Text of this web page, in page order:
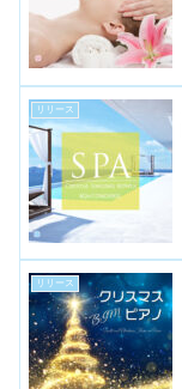
リリース
リリース